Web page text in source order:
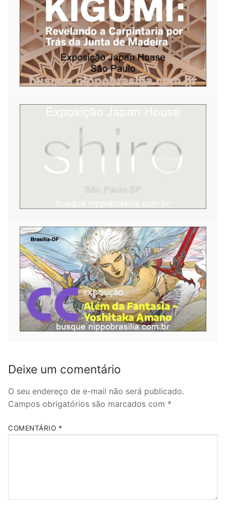
Deixe um comentário
O seu endereço de e-mail não será publicado.
Campos obrigatórios são marcados com *
COMENTÁRIO *